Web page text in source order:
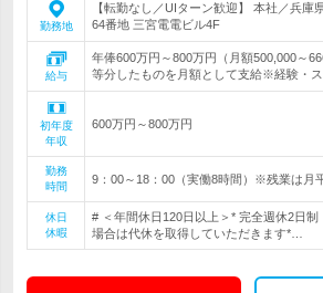
勤務地
【転勤なし／UIターン歓迎】 本社／兵庫
64番地 三宮電電ビル4F
給与
年俸600万円～800万円（月額500,000～
等分したものを月額として支給※経験・
初年度
年収
600万円～800万円
勤務
時間
9：00～18：00（実働8時間）※残業は月
休日
休暇
# ＜年間休日120日以上＞* 完全週休2日
場合は代休を取得していただきます*…